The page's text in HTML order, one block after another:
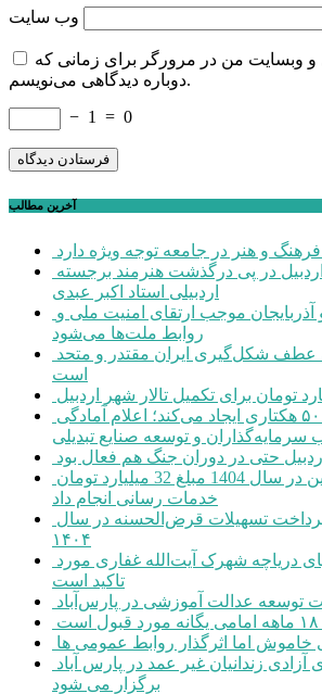
وب‌ سایت
و وبسایت من در مرورگر برای زمانی که
دوباره دیدگاهی می‌نویسم.
− 1 = 0
آخرین مطالب
و هنر در جامعه توجه ویژه دارد
اردبیلی استاد اکبر عبدی
روابط ملت‌ها می‌شود
است
سرمایه‌گذاران و توسعه صنایع تبدیلی
حتی در دوران جنگ هم فعال بود
خدمات رسانی انجام داد
۱۴۰۴
تاکید است
عدالت آموزشی در پارس‌آباد
خاموش اما اثرگذار روابط عمومی ها
برگزار می شود